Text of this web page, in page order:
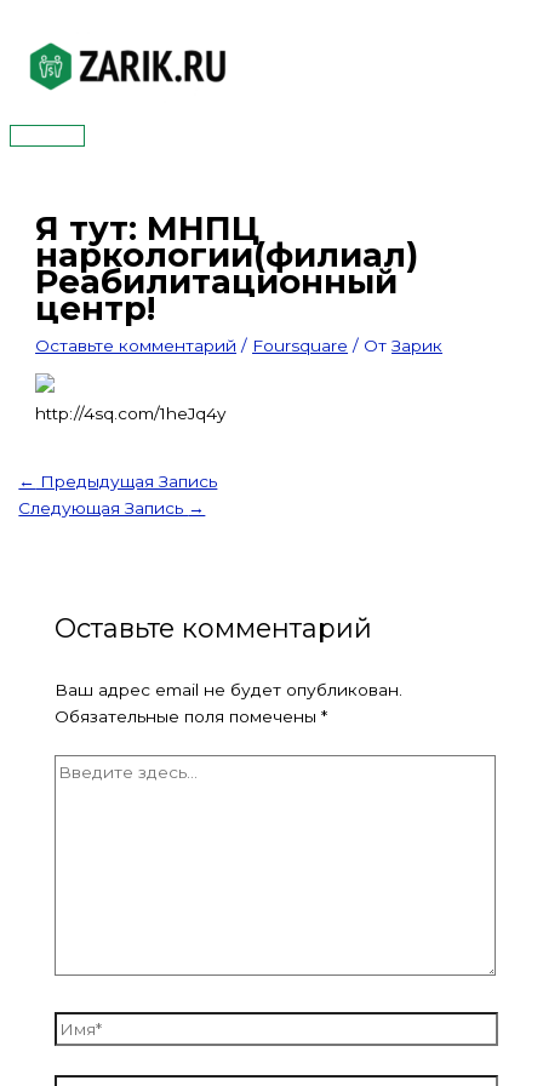
содержимому
Главное
Я тут: МНПЦ
наркологии(филиал)
Реабилитационный
центр!
Оставьте комментарий / Foursquare / ОтЗарик
http://4sq.com/1heJq4y
← Предыдущая Запись
Следующая Запись →
Оставьте комментарий
Ваш адрес email не будет опубликован.
Обязательные поля помечены *
Введите
Имя*